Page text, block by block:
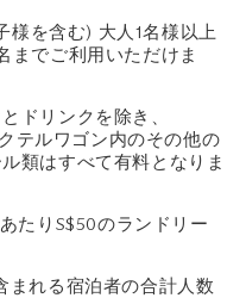
様を含む) 大人1名様以上
までご利用いただけま
ドリンクを除き、
テルワゴン内のその他の
類はすべて有料となりま
たりS$50のランドリー
まれる宿泊者の合計人数